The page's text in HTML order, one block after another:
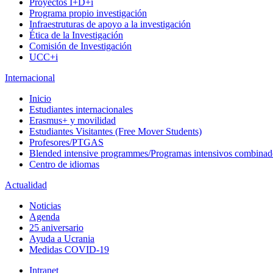
Proyectos I+D+i
Programa propio investigación
Infraestruturas de apoyo a la investigación
Ética de la Investigación
Comisión de Investigación
UCC+i
Internacional
Inicio
Estudiantes internacionales
Erasmus+ y movilidad
Estudiantes Visitantes (Free Mover Students)
Profesores/PTGAS
Blended intensive programmes/Programas intensivos
Centro de idiomas
Actualidad
Noticias
Agenda
25 aniversario
Ayuda a Ucrania
Medidas COVID-19
Intranet